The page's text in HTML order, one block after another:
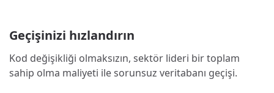
Geçişinizi hızlandırın
Kod değişikliği olmaksızın, sektör lideri bir toplam
sahip olma maliyeti ile sorunsuz veritabanı geçişi.